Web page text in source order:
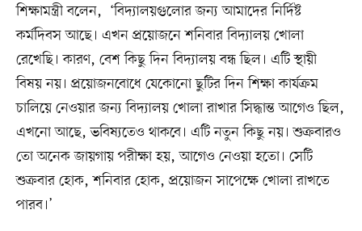
শিক্ষামন্ত্রী বলেন, ‘বিদ্যালয়গুলোর জন্য আমাদের নির্দিষ্ট
কর্মদিবস আছে। এখন প্রয়োজনে শনিবার বিদ্যালয় খোলা
রেখেছি। কারণ, বেশ কিছু দিন বিদ্যালয় বন্ধ ছিল। এটি স্থায়ী
বিষয় নয়। প্রয়োজনবোধে যেকোনো ছুটির দিন শিক্ষা কার্যক্রম
চালিয়ে নেওয়ার জন্য বিদ্যালয় খোলা রাখার সিদ্ধান্ত আগেও ছিল,
এখনো আছে, ভবিষ্যতেও থাকবে। এটি নতুন কিছু নয়। শুক্রবারও
তো অনেক জায়গায় পরীক্ষা হয়, আগেও নেওয়া হতো। সেটি
শুক্রবার হোক, শনিবার হোক, প্রয়োজন সাপেক্ষে খোলা রাখতে
পারব।’